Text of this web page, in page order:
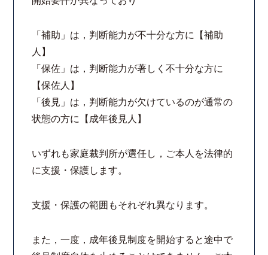
お知らせ
弁護士ブログ
法律相談コラム
衛生対策の強化
「補助」は，判断能力が不十分な方に【補助
人】
「保佐」は，判断能力が著しく不十分な方に
【保佐人】
「後見」は，判断能力が欠けているのが通常の
状態の方に【成年後見人】
いずれも家庭裁判所が選任し，ご本人を法律的
に支援・保護します。
支援・保護の範囲もそれぞれ異なります。
また，一度，成年後見制度を開始すると途中で